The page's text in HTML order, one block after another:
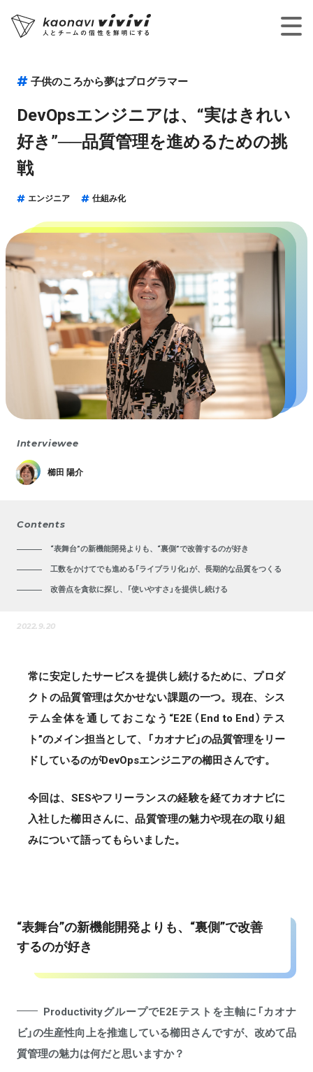
子供のころから夢はプログラマー
DevOpsエンジニアは、“実はきれい
好き”──品質管理を進めるための挑
戦
エンジニア 仕組み化
Interviewee
櫛田 陽介
Contents
“表舞台”の新機能開発よりも、“裏側”で改善するのが好き
工数をかけてでも進める「ライブラリ化」が、長期的な品質をつくる
改善点を貪欲に探し、「使いやすさ」を提供し続ける
2022.9.20
常に安定したサービスを提供し続けるために、プロダ
クトの品質管理は欠かせない課題の一つ。現在、シス
テム全体を通しておこなう“E2E（End to End）テス
ト”のメイン担当として、「カオナビ」の品質管理をリー
ドしているのがDevOpsエンジニアの櫛田さんです。
今回は、SESやフリーランスの経験を経てカオナビに
入社した櫛田さんに、品質管理の魅力や現在の取り組
みについて語ってもらいました。
“表舞台”の新機能開発よりも、“裏側”で改善
するのが好き
ProductivityグループでE2Eテストを主軸に「カオナ
ビ」の生産性向上を推進している櫛田さんですが、改めて品
質管理の魅力は何だと思いますか？